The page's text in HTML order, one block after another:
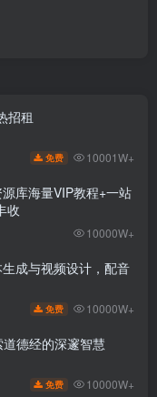
招租
免费 10001W+
库海量VIP教程+一站
收
10000W+
成与视频设计，配音
免费 10000W+
德经的深邃智慧
免费 10000W+